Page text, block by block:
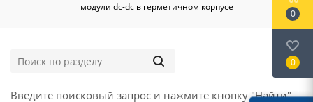
модули dc-dc в герметичном корпусе
Введите поисковый запрос и нажмите кнопку "Найти".
0
0